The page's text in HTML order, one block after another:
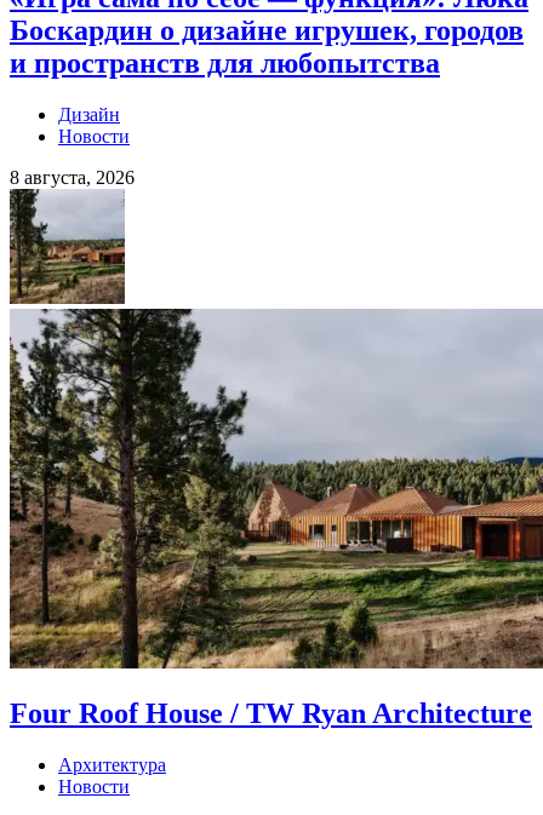
Боскардин о дизайне игрушек, городов
и пространств для любопытства
Дизайн
Новости
8 августа, 2026
Four Roof House / TW Ryan Architecture
Архитектура
Новости